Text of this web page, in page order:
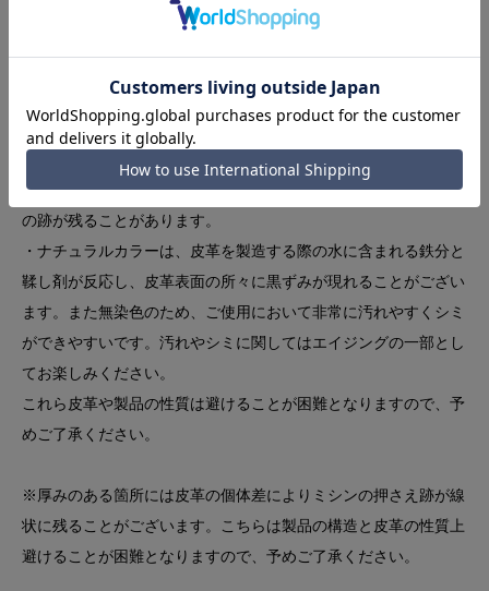
はシワ、トラ、血筋、傷などが含まれ、皮革の色味にはムラや色
ように現れるケースがあります。また、ご使用頂くことで線がよ
り顕著に現れる可能性があるため、コバ部分を過度に変形させな
・他の素材に比べて、パーツが密着する箇所にパーツやステッチ
の跡が残ることがあります。
・ナチュラルカラーは、皮革を製造する際の水に含まれる鉄分と
鞣し剤が反応し、皮革表面の所々に黒ずみが現れることがござい
ます。また無染色のため、ご使用において非常に汚れやすくシミ
ができやすいです。汚れやシミに関してはエイジングの一部とし
てお楽しみください。
これら皮革や製品の性質は避けることが困難となりますので、予
めご了承ください。
※厚みのある箇所には皮革の個体差によりミシンの押さえ跡が線
状に残ることがございます。こちらは製品の構造と皮革の性質上
避けることが困難となりますので、予めご了承ください。